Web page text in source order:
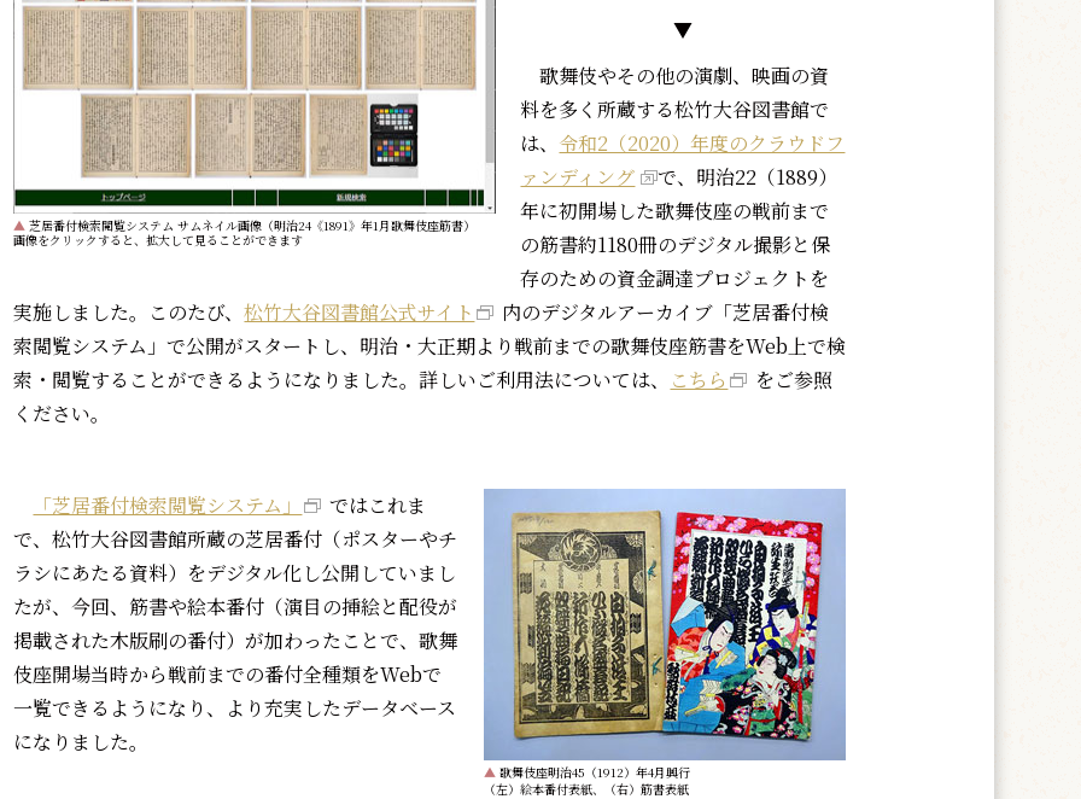
▲ 芝居番付検索閲覧システム サムネイル画像（明治24《1891》年1月歌舞伎座筋書）
画像をクリックすると、拡大して見ることができます
▼
歌舞伎やその他の演劇、映画の資
料を多く所蔵する松竹大谷図書館で
は、 令和2（2020）年度のクラウドフ
ァンディング
で、明治22（1889）
年に初開場した歌舞伎座の戦前まで
の筋書約1180冊のデジタル撮影と保
存のための資金調達プロジェクトを
実施しました。このたび、松竹大谷図書館公式サイト
内のデジタルアーカイブ「芝居番付検
索閲覧システム」で公開がスタートし、明治・大正期より戦前までの歌舞伎座筋書をWeb上で検
索・閲覧することができるようになりました。詳しいご利用法については、
こちら
をご参照
ください。
▲ 歌舞伎座明治45（1912）年4月興行
（左）絵本番付表紙、（右）筋書表紙
「芝居番付検索閲覧システム」
ではこれま
で、松竹大谷図書館所蔵の芝居番付（ポスターやチ
ラシにあたる資料）をデジタル化し公開していまし
たが、今回、筋書や絵本番付（演目の挿絵と配役が
掲載された木版刷の番付）が加わったことで、歌舞
伎座開場当時から戦前までの番付全種類をWebで
一覧できるようになり、より充実したデータベース
になりました。